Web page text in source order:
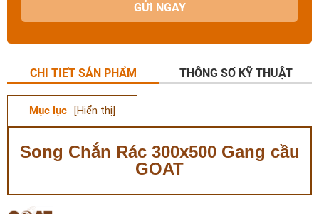
GỬI NGAY
CHI TIẾT SẢN PHẨM THÔNG SỐ KỸ THUẬT
Mục lục [Hiển thị]
Song Chắn Rác 300x500 Gang cầu
GOAT